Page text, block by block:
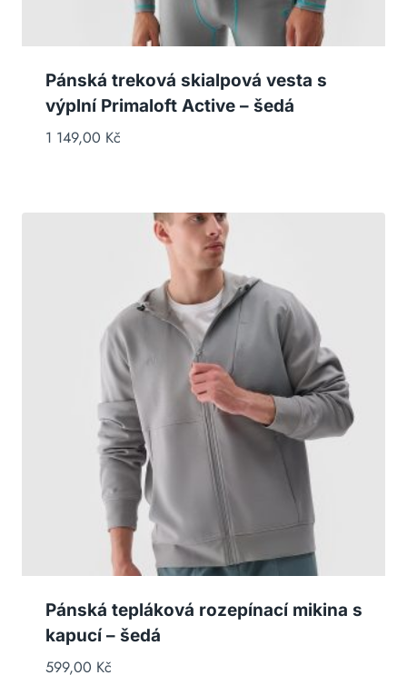
Pánská treková skialpová vesta s
výplní Primaloft Active – šedá
1 149,00 Kč
Pánská tepláková rozepínací mikina s
kapucí – šedá
599,00 Kč